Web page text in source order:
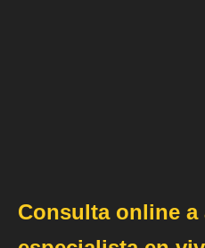
Consulta online a